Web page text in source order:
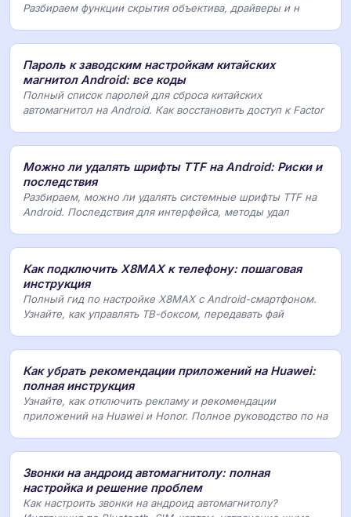
Разбираем функции скрытия объектива, драйверы и н
Пароль к заводским настройкам китайских
магнитол Android: все коды
Полный список паролей для сброса китайских
автомагнитол на Android. Как восстановить доступ к Factor
Можно ли удалять шрифты TTF на Android: Риски и
последствия
Разбираем, можно ли удалять системные шрифты TTF на
Android. Последствия для интерфейса, методы удал
Как подключить X8MAX к телефону: пошаговая
инструкция
Полный гид по настройке X8MAX с Android-смартфоном.
Узнайте, как управлять ТВ-боксом, передавать фай
Как убрать рекомендации приложений на Huawei:
полная инструкция
Узнайте, как отключить рекламу и рекомендации
приложений на Huawei и Honor. Полное руководство по на
Звонки на андроид автомагнитолу: полная
настройка и решение проблем
Как настроить звонки на андроид автомагнитолу?